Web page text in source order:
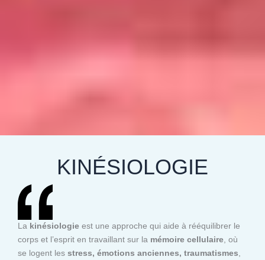
KINÉSIOLOGIE
La kinésiologie est une approche qui aide à rééquilibrer le
corps et l’esprit en travaillant sur la mémoire cellulaire, où
se logent les stress, émotions anciennes, traumatismes,